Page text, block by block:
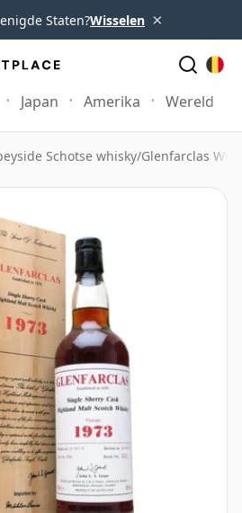
Staten?Wisselen ×
Japan Amerika Wereld
Schotse whisky/Glenfarclas